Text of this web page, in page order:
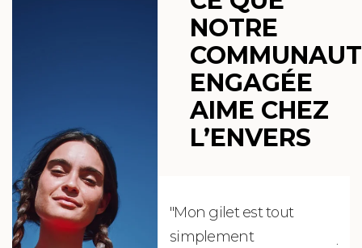
NOTRE
ENGAGÉE
AIME CHEZ
L’ENVERS
"Mon gilet est tout
simplement